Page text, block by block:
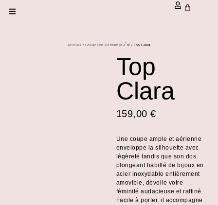
Accueil / Collection Printemps-Été / Top Clara
Top
Clara
159,00€
Une coupe ample et aérienne
enveloppe la silhouette avec
légèreté tandis que son dos
plongeant habillé de bijoux en
acier inoxydable entièrement
amovible, dévoile votre
féminité audacieuse et raffiné.
Facile à porter, il accompagne